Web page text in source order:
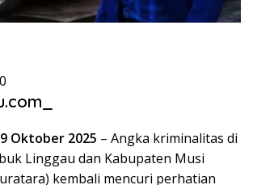
Oktober 2025 – Angka kriminalitas di
Linggau dan Kabupaten Musi
kembali mencuri perhatian